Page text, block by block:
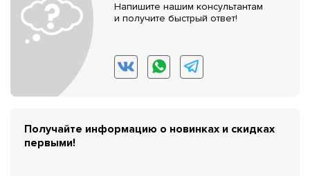
Напишите нашим консультантам
и получите быстрый ответ!
Получайте информацию о новинках и скидках
первыми!